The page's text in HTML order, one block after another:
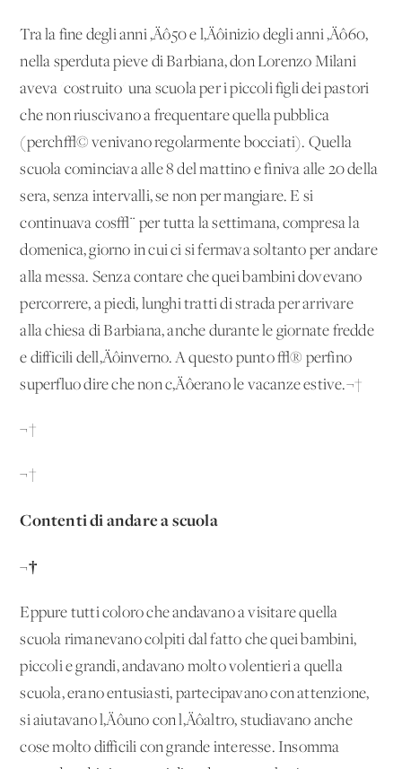
Tra la fine degli anni ‚Äô50 e l‚Äôinizio degli anni ‚Äô60,
nella sperduta pieve di Barbiana, don Lorenzo Milani
aveva 'costruito' una scuola per i piccoli figli dei pastori
che non riuscivano a frequentare quella pubblica
(perch√© venivano regolarmente bocciati). Quella
scuola cominciava alle 8 del mattino e finiva alle 20 della
sera, senza intervalli, se non per mangiare. E si
continuava cos√¨ per tutta la settimana, compresa la
domenica, giorno in cui ci si fermava soltanto per andare
alla messa. Senza contare che quei bambini dovevano
percorrere, a piedi, lunghi tratti di strada per arrivare
alla chiesa di Barbiana, anche durante le giornate fredde
e difficili dell‚Äôinverno. A questo punto √® perfino
superfluo dire che non c‚Äôerano le vacanze estive.¬†
¬†
¬†
Contenti di andare a scuola
¬†
Eppure tutti coloro che andavano a visitare quella
scuola rimanevano colpiti dal fatto che quei bambini,
piccoli e grandi, andavano molto volentieri a quella
scuola, erano entusiasti, partecipavano con attenzione,
si aiutavano l‚Äôuno con l‚Äôaltro, studiavano anche
cose molto difficili con grande interesse. Insomma